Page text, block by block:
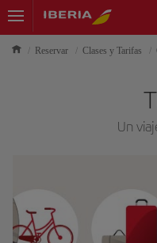
Reservar Clases y Tarifas
Un